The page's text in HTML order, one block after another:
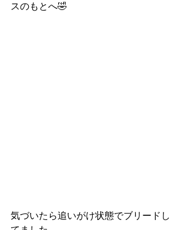
スのもとへ🤣
気づいたら追いがけ状態でブリードし